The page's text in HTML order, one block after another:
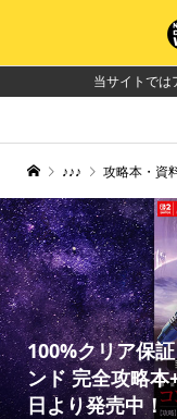
当サイトでは
♪♪♪ 攻略本・資
100%クリア保
ンド 完全攻略本
日より発売中！